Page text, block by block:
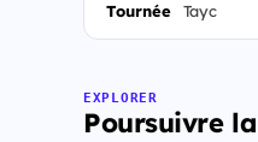
Tournée Tayc
EXPLORER
Poursuivre